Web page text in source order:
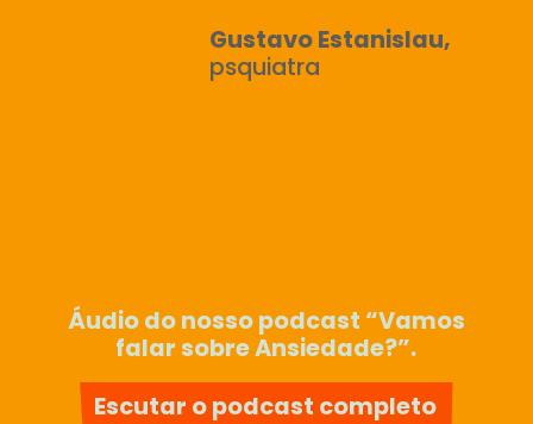
Gustavo Estanislau,
psquiatra
Áudio do nosso podcast “Vamos
falar sobre Ansiedade?”.
Escutar o podcast completo